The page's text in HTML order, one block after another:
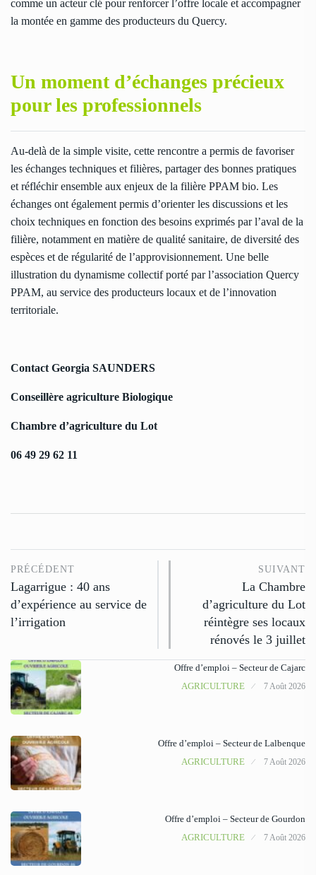
comme un acteur clé pour renforcer l’offre locale et accompagner
la montée en gamme des producteurs du Quercy.
Un moment d’échanges précieux
pour les professionnels
Au-delà de la simple visite, cette rencontre a permis de favoriser
les échanges techniques et filières, partager des bonnes pratiques
et réfléchir ensemble aux enjeux de la filière PPAM bio. Les
échanges ont également permis d’orienter les discussions et les
choix techniques en fonction des besoins exprimés par l’aval de la
filière, notamment en matière de qualité sanitaire, de diversité des
espèces et de régularité de l’approvisionnement. Une belle
illustration du dynamisme collectif porté par l’association Quercy
PPAM, au service des producteurs locaux et de l’innovation
territoriale.
Contact Georgia SAUNDERS
Conseillère agriculture Biologique
Chambre d’agriculture du Lot
06 49 29 62 11
PRÉCÉDENT
Lagarrigue : 40 ans
d’expérience au service de
l’irrigation
SUIVANT
La Chambre
d’agriculture du Lot
réintègre ses locaux
rénovés le 3 juillet
Offre d’emploi – Secteur de Cajarc
AGRICULTURE
7 Août 2026
Offre d’emploi – Secteur de Lalbenque
AGRICULTURE
7 Août 2026
Offre d’emploi – Secteur de Gourdon
AGRICULTURE
7 Août 2026